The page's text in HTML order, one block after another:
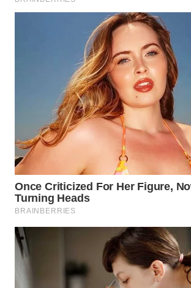
KALSEL
KALTIM
WN
GORONTALO